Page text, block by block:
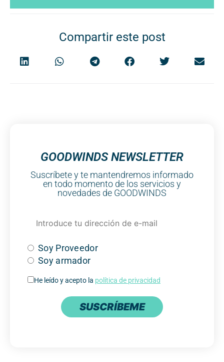
Compartir este post
GOODWINDS NEWSLETTER
Suscríbete y te mantendremos informado
en todo momento de los servicios y
novedades de GOODWINDS
Soy Proveedor
Soy armador
He leído y acepto la política de privacidad
SUSCRÍBEME